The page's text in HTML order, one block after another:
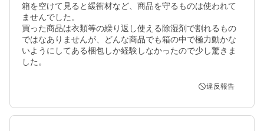
箱を空けて見ると緩衝材など、商品を守るものは使われて
ませんでした。
買った商品は衣類等の繰り返し使える除湿剤で割れるもの
ではなありませんが、どんな商品でも箱の中で極力動かな
いようにしてある梱包しか経験しなかったので少し驚きま
した。
違反報告